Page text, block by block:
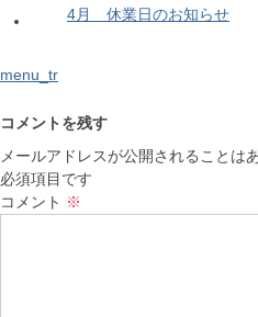
4月 休業日のお知らせ
menu_tr
コメントを残す
メールアドレスが公開されることは
必須項目です
コメント ※